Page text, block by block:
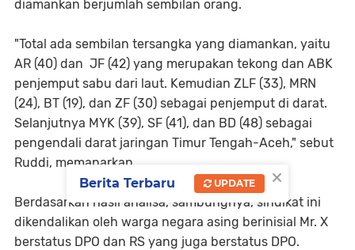
diamankan berjumlah sembilan orang.
"Total ada sembilan tersangka yang diamankan, yaitu
AR (40) dan JF (42) yang merupakan tekong dan ABK
penjemput sabu dari laut. Kemudian ZLF (33), MRN
(24), BT (19), dan ZF (30) sebagai penjemput di darat.
Selanjutnya MYK (39), SF (41), dan BD (48) sebagai
pengendali darat jaringan Timur Tengah-Aceh," sebut
Ruddi, memaparkan.
Berdasarkan hasil analisa, sambungnya, sindikat ini
dikendalikan oleh warga negara asing berinisial Mr. X
berstatus DPO dan RS yang juga berstatus DPO.
×
Berita Terbaru UPDATE